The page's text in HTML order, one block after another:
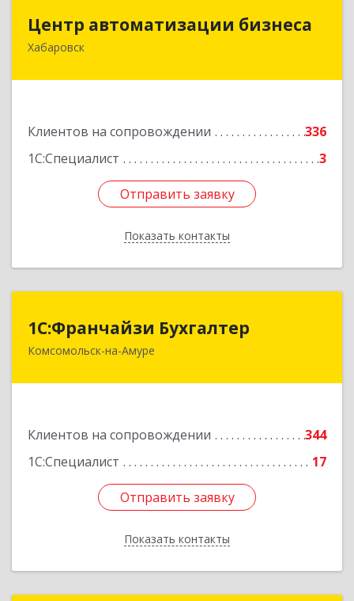
Центр автоматизации бизнеса
Хабаровск
Клиентов на сопровождении
336
1С:Специалист
3
Отправить заявку
Показать контакты
Центр автоматизации бизнеса
680030, Хабаровский край, Хабаровск г, Ленина
Отправить заявку
Назад
1С:Франчайзи Бухгалтер
Комсомольск-на-Амуре
Клиентов на сопровождении
344
1С:Специалист
17
Отправить заявку
Показать контакты
1С:Франчайзи Бухгалтер
681000, Хабаровский край, Комсомольск-на-
Подробнее
Отправить заявку
Назад